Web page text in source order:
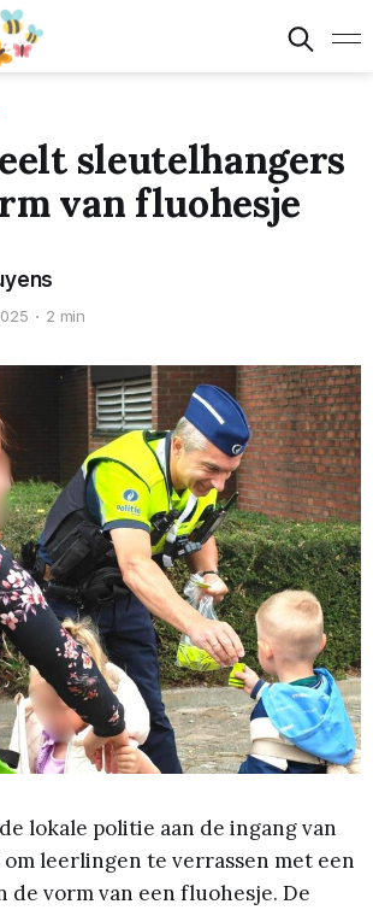
sleutelhangers
van fluohesje
2 min
lokale politie aan de ingang van
om leerlingen te verrassen met een
de vorm van een fluohesje. De